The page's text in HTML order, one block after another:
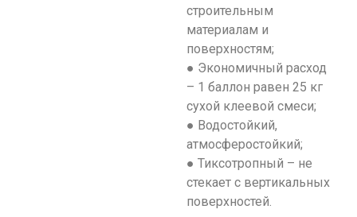
строительным
материалам и
поверхностям;
● Экономичный расход
– 1 баллон равен 25 кг
сухой клеевой смеси;
● Водостойкий,
атмосферостойкий;
● Тиксотропный – не
стекает с вертикальных
поверхностей.